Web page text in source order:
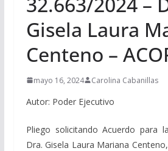
Gisela Laura
Centeno –
mayo 16, 2024 Carolina Cabanillas
Autor: Poder Ejecutivo
Pliego solicitando Acuerdo para
Dra. Gisela Laura Mariana